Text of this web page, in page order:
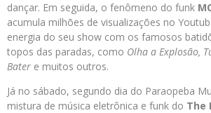
dançar. Em seguida, o fenômeno do funk
acumula milhões de visualizações no
energia do seu show com os famosos
topos das paradas, como Olha a Explosão,
Bater e muitos outros.
Já no sábado, segundo dia do Paraopeba
mistura de música eletrônica e funk do The